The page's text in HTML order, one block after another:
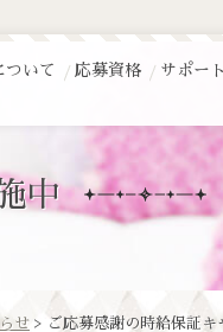
サポー
応募資格
ついて
中
せ > ご応募感謝の時給保証キ